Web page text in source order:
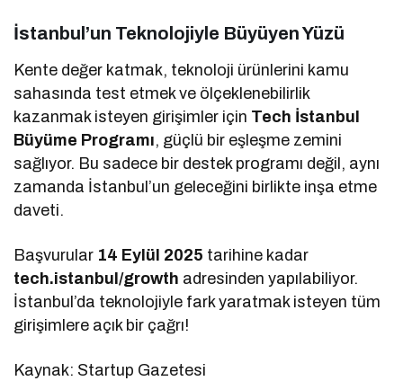
İstanbul’un Teknolojiyle Büyüyen Yüzü
Kente değer katmak, teknoloji ürünlerini kamu
sahasında test etmek ve ölçeklenebilirlik
kazanmak isteyen girişimler için Tech İstanbul
Büyüme Programı, güçlü bir eşleşme zemini
sağlıyor. Bu sadece bir destek programı değil, aynı
zamanda İstanbul’un geleceğini birlikte inşa etme
daveti.
Başvurular 14 Eylül 2025 tarihine kadar
tech.istanbul/growth adresinden yapılabiliyor.
İstanbul’da teknolojiyle fark yaratmak isteyen tüm
girişimlere açık bir çağrı!
Kaynak: Startup Gazetesi